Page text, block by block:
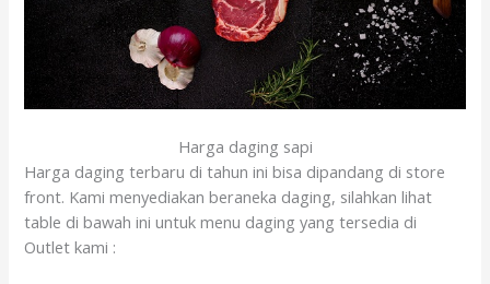
Harga daging sapi
Harga daging terbaru di tahun ini bisa dipandang di store
front. Kami menyediakan beraneka daging, silahkan lihat
table di bawah ini untuk menu daging yang tersedia di
Outlet kami :